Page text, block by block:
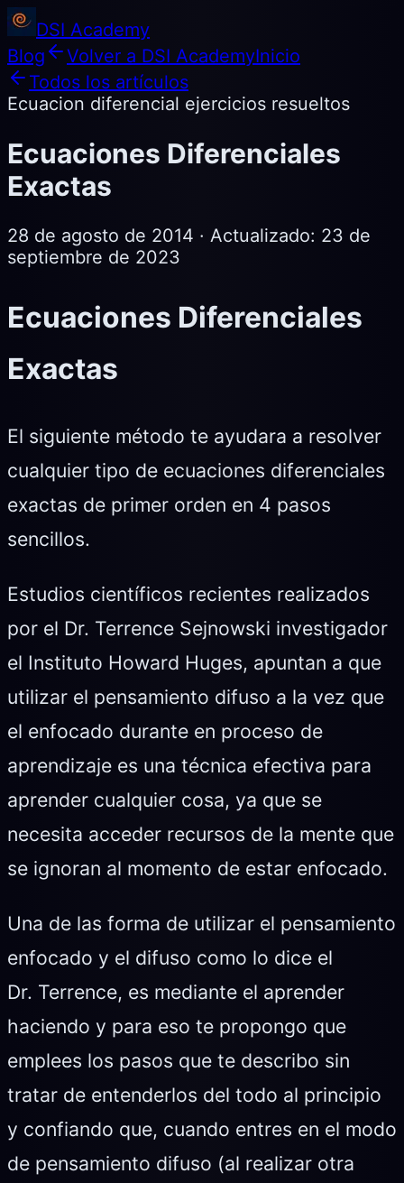
DSI Academy
Blog
Volver a DSI AcademyInicio
Todos los artículos
Ecuacion diferencial ejercicios resueltos
Ecuaciones Diferenciales
Exactas
28 de agosto de 2014 · Actualizado: 23 de
septiembre de 2023
Ecuaciones Diferenciales
Exactas
El siguiente método te ayudara a resolver
cualquier tipo de ecuaciones diferenciales
exactas de primer orden en 4 pasos
sencillos.
Estudios científicos recientes realizados
por el Dr. Terrence Sejnowski investigador
el Instituto Howard Huges, apuntan a que
utilizar el pensamiento difuso a la vez que
el enfocado durante en proceso de
aprendizaje es una técnica efectiva para
aprender cualquier cosa, ya que se
necesita acceder recursos de la mente que
se ignoran al momento de estar enfocado.
Una de las forma de utilizar el pensamiento
enfocado y el difuso como lo dice el
Dr. Terrence, es mediante el aprender
haciendo y para eso te propongo que
emplees los pasos que te describo sin
tratar de entenderlos del todo al principio
y confiando que, cuando entres en el modo
de pensamiento difuso (al realizar otra